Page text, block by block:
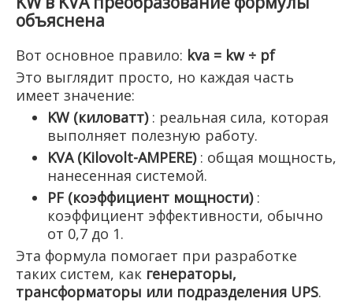
объяснена
Вот основное правило: kva = kw ÷ pf
Это выглядит просто, но каждая часть
имеет значение:
KW (киловатт) : реальная сила, которая
выполняет полезную работу.
KVA (Kilovolt-AMPERE) : общая мощность,
нанесенная системой.
PF (коэффициент мощности) :
коэффициент эффективности, обычно
от 0,7 до 1.
Эта формула помогает при разработке
таких систем, как генераторы,
трансформаторы или подразделения UPS.